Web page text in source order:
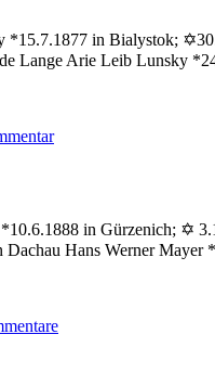
*15.7.1877 in Bialystok;
Lange Arie Leib Lunsky
zu
in Gürzenich; ✡
Hans Werner
zu